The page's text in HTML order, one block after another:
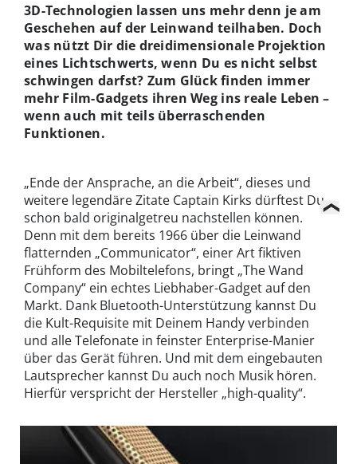
3D-Technologien lassen uns mehr denn je am
Geschehen auf der Leinwand teilhaben. Doch
was nützt Dir die dreidimensionale Projektion
eines Lichtschwerts, wenn Du es nicht selbst
schwingen darfst? Zum Glück finden immer
mehr Film-Gadgets ihren Weg ins reale Leben –
wenn auch mit teils überraschenden
Funktionen.
„Ende der Ansprache, an die Arbeit“, dieses und
weitere legendäre Zitate Captain Kirks dürftest Du
schon bald originalgetreu nachstellen können.
Denn mit dem bereits 1966 über die Leinwand
flatternden „Communicator“, einer Art fiktiven
Frühform des Mobiltelefons, bringt „The Wand
Company“ ein echtes Liebhaber-Gadget auf den
Markt. Dank Bluetooth-Unterstützung kannst Du
die Kult-Requisite mit Deinem Handy verbinden
und alle Telefonate in feinster Enterprise-Manier
über das Gerät führen. Und mit dem eingebauten
Lautsprecher kannst Du auch noch Musik hören.
Hierfür verspricht der Hersteller „high-quality“.